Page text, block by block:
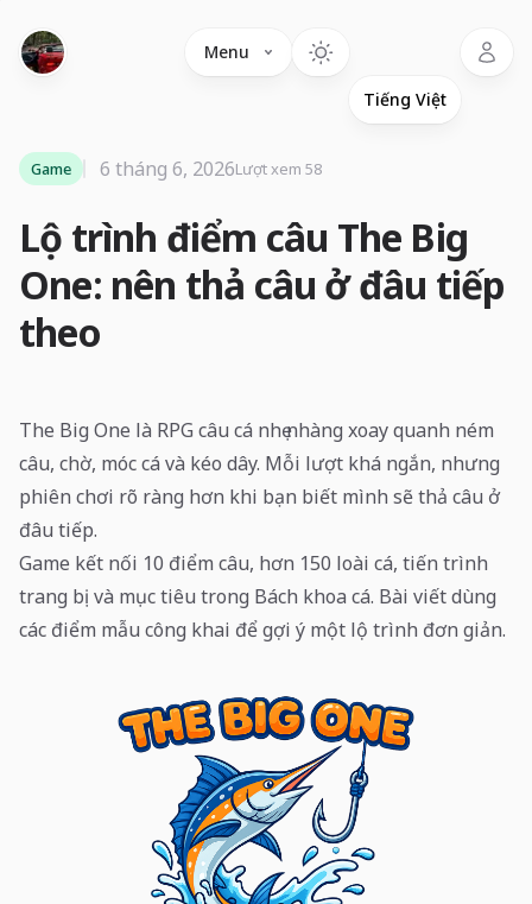
Menu
Lộ trình điểm câu The Big
One: nên thả câu ở đâu tiếp
theo
Game 6 tháng 6, 2026Lượt xem 58
The Big One là RPG câu cá nhẹ nhàng xoay quanh ném
câu, chờ, móc cá và kéo dây. Mỗi lượt khá ngắn, nhưng
phiên chơi rõ ràng hơn khi bạn biết mình sẽ thả câu ở
đâu tiếp.
Game kết nối 10 điểm câu, hơn 150 loài cá, tiến trình
trang bị và mục tiêu trong Bách khoa cá. Bài viết dùng
các điểm mẫu công khai để gợi ý một lộ trình đơn giản.